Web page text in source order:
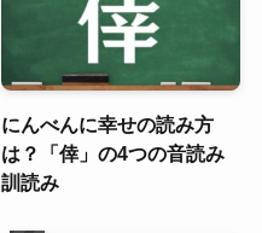
にんべんに幸せの読み方
は？「倖」の4つの音読み
訓読み